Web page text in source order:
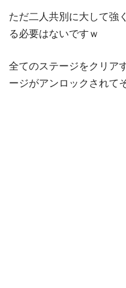
ただ二人共別に大して強
る必要はないですｗ
全てのステージをクリア
ージがアンロックされて